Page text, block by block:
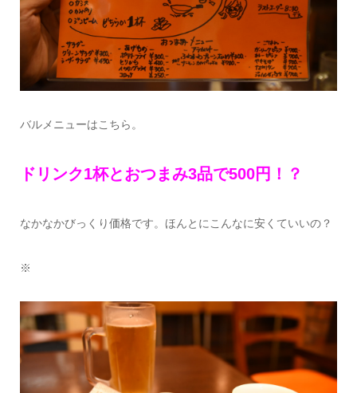
バルメニューはこちら。
ドリンク1杯とおつまみ3品で500円！？
なかなかびっくり価格です。ほんとにこんなに安くていいの？
※